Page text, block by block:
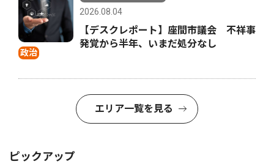
政治
2026.08.04
【デスクレポート】座間市議会 不祥事
発覚から半年、いまだ処分なし
エリア一覧を見る
ピックアップ